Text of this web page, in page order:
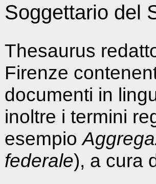
Soggettario del
Thesaurus
Firenze
documenti in
inoltre i termini
esempio
federale), a cura